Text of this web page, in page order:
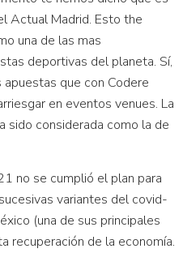
Actual Madrid. Esto the
una de las mas
deportivas del planeta. Sí,
que con Codere
en eventos venues. La
sido considerada como la de
no se cumplió el plan para
variantes del covid-
(una de sus principales
recuperación de la economía.